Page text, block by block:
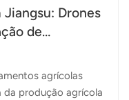
Drones
de
agrícolas
da produção agrícola